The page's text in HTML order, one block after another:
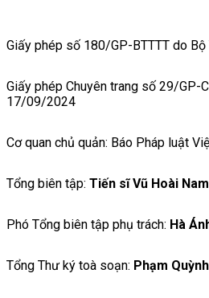
Giấy phép số 180/GP-BTTTT do
Giấy phép Chuyên trang số 29/GP-
17/09/2024
Cơ quan chủ quản: Báo Pháp luật
Tổng biên tập: Tiến sĩ Vũ Hoài Nam
Phó Tổng biên tập phụ trách: Hà
Tổng Thư ký toà soạn: Phạm